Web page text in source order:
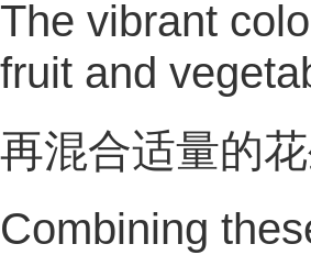
The vibrant
fruit and
再混合适量的
Combining